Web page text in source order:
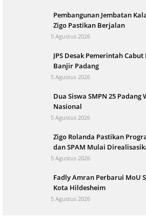
Pembangunan Jembatan
Zigo Pastikan Berjalan
5 Agustus 2026
JPS Desak Pemerintah
Banjir Padang
5 Agustus 2026
Dua Siswa SMPN 25 Padang
Nasional
5 Agustus 2026
Zigo Rolanda Pastikan
dan SPAM Mulai
5 Agustus 2026
Fadly Amran Perbarui MoU
Kota Hildesheim
5 Agustus 2026